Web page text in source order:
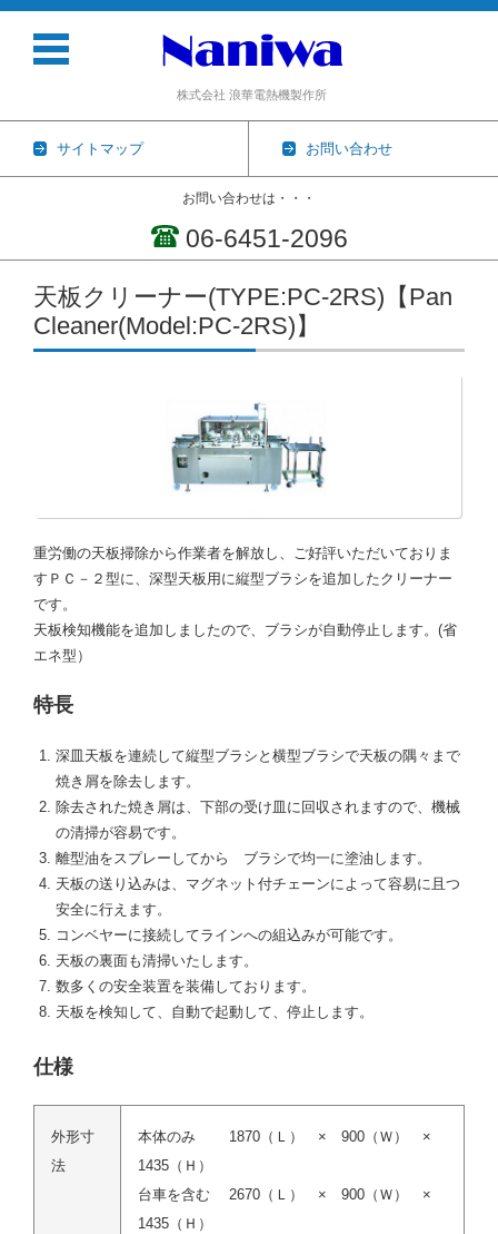
株式会社 浪華電熱機製作所
サイトマップ お問い合わせ
お問い合わせは・・・
06-6451-2096
コンテンツに移動
天板クリーナー(TYPE:PC-2RS)【Pan
Cleaner(Model:PC-2RS)】
重労働の天板掃除から作業者を解放し、ご好評いただいておりま
すＰＣ－２型に、深型天板用に縦型ブラシを追加したクリーナー
です。
天板検知機能を追加しましたので、ブラシが自動停止します。(省
エネ型）
特長
深皿天板を連続して縦型ブラシと横型ブラシで天板の隅々まで
焼き屑を除去します。
除去された焼き屑は、下部の受け皿に回収されますので、機械
の清掃が容易です。
離型油をスプレーしてから ブラシで均一に塗油します。
天板の送り込みは、マグネット付チェーンによって容易に且つ
安全に行えます。
コンベヤーに接続してラインへの組込みが可能です。
天板の裏面も清掃いたします。
数多くの安全装置を装備しております。
天板を検知して、自動で起動して、停止します。
仕様
外形寸
法
本体のみ 1870（Ｌ） × 900（Ｗ） ×
1435（Ｈ）
台車を含む 2670（Ｌ） × 900（Ｗ） ×
1435（Ｈ）